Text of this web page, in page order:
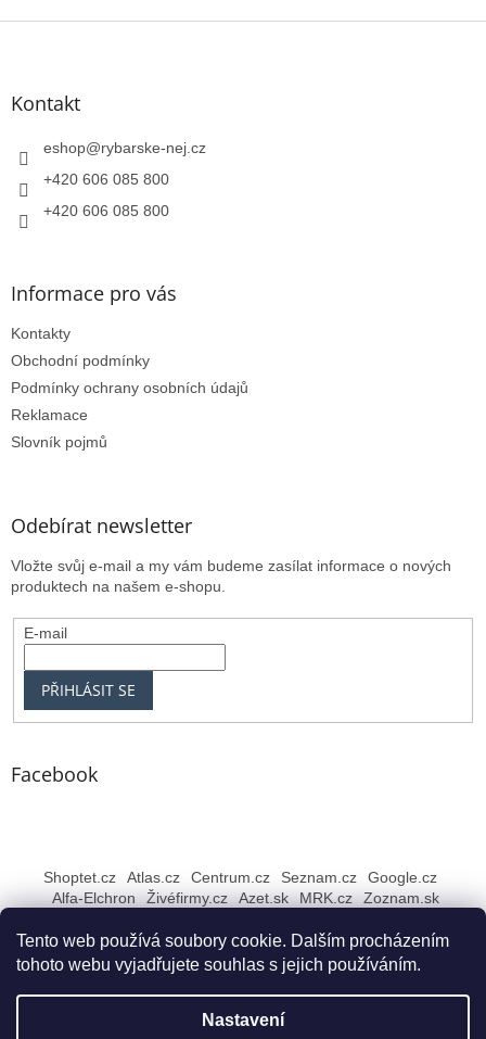
Tento web používá soubory cookie. Dalším procházením
tohoto webu vyjadřujete souhlas s jejich používáním.
Nastavení
Z
Kontakt
eshop@rybarske-nej.cz
+420 606 085 800
+420 606 085 800
Informace pro vás
Kontakty
Obchodní podmínky
Podmínky ochrany osobních údajů
Reklamace
Slovník pojmů
Odebírat newsletter
Vložte svůj e-mail a my vám budeme zasílat informace o nových
produktech na našem e-shopu.
E-mail
PŘIHLÁSIT SE
Facebook
Shoptet.cz Atlas.cz Centrum.cz Seznam.cz
Google.cz
Alfa-Elchron
Živéfirmy.cz Azet.sk MRK.cz Zoznam.sk